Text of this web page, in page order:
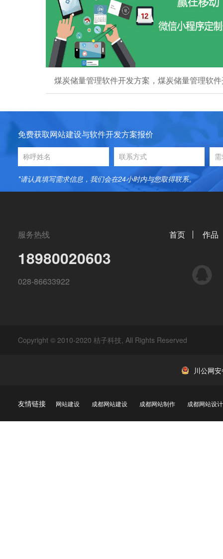
煤炭储量管理软件开发方案，煤炭储量管理软
免费获取网站建设与软件开发方案报价
*请认真填写需求信息，我们会在24小时内与您取得联系。
服务热线
18980020603
028-86633922
首页 作品
QQ
Copyright © 2010-2020 桔子科技, All Rights Reserved
川公网
友情链接 网站建设 成都网站建设 成都网站制作 成都网站设计